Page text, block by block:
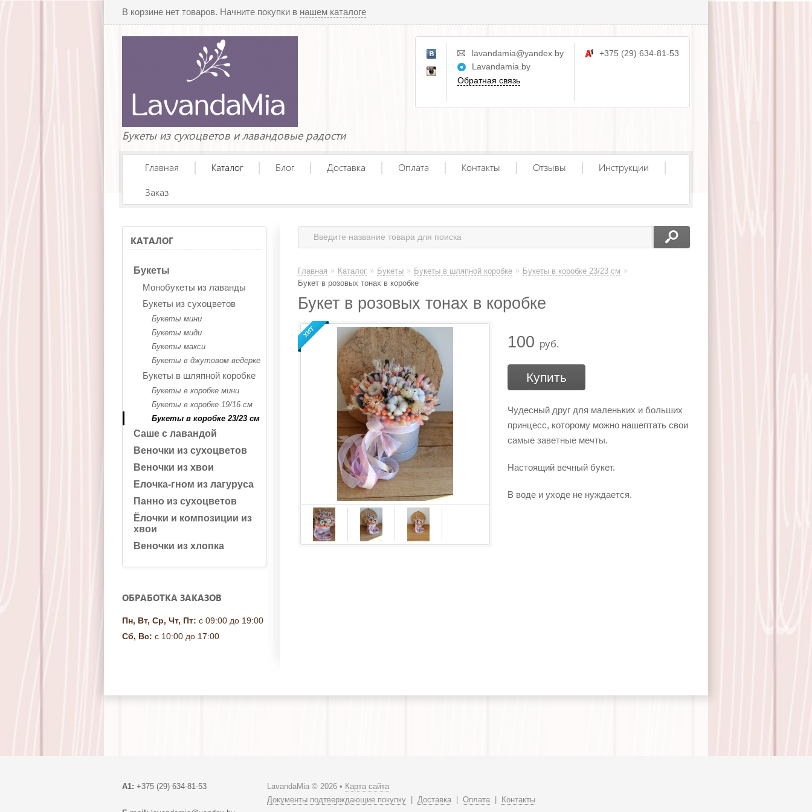
В корзине нет товаров. Начните покупки в нашем каталоге
Букеты из сухоцветов и лавандовые радости
lavandamia@yandex.by
Lavandamia.by
Обратная связь
+375 (29) 634-81-53
Главная Каталог Блог Доставка Оплата Контакты Отзывы
Инструкции
Заказ
КАТАЛОГ
Букеты
Монобукеты из лаванды
Букеты из сухоцветов
Букеты мини
Букеты миди
Букеты макси
Букеты в джутовом ведерке
Букеты в шляпной коробке
Букеты в коробке мини
Букеты в коробке 19/16 см
Букеты в коробке 23/23 см
Саше с лавандой
Веночки из сухоцветов
Веночки из хвои
Елочка-гном из лагуруса
Панно из сухоцветов
Ёлочки и композиции из
хвои
Веночки из хлопка
ОБРАБОТКА ЗАКАЗОВ
Пн, Вт, Ср, Чт, Пт: с 09:00 до 19:00
Сб, Вс: с 10:00 до 17:00
Главная » Каталог » Букеты » Букеты в шляпной коробке » Букеты в коробке 23/23 см »
Букет в розовых тонах в коробке
Букет в розовых тонах в коробке
100 руб.
Купить
Чудесный друг для маленьких и больших
принцесс, которому можно нашептать свои
самые заветные мечты.
Настоящий вечный букет.
В воде и уходе не нуждается.
A1: +375 (29) 634-81-53 LavandaMia © 2026 • Карта сайта
Документы подтверждающие покупку
Доставка Оплата Контакты